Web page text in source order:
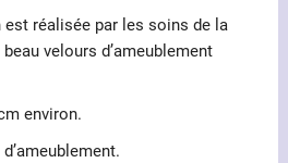
est réalisée par les soins de la
velours d’ameublement
environ.